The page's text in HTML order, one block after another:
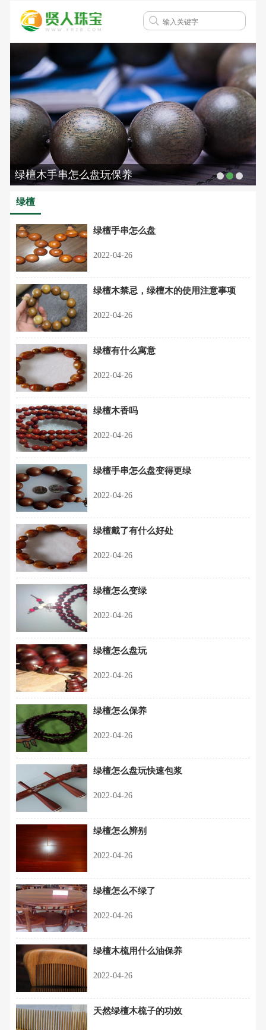
绿檀木手串怎么盘玩保养
绿檀
绿檀手串怎么盘
2022-04-26
绿檀木禁忌，绿檀木的使用注意事项
2022-04-26
绿檀有什么寓意
2022-04-26
绿檀木香吗
2022-04-26
绿檀手串怎么盘变得更绿
2022-04-26
绿檀戴了有什么好处
2022-04-26
绿檀怎么变绿
2022-04-26
绿檀怎么盘玩
2022-04-26
绿檀怎么保养
2022-04-26
绿檀怎么盘玩快速包浆
2022-04-26
绿檀怎么辨别
2022-04-26
绿檀怎么不绿了
2022-04-26
绿檀木梳用什么油保养
2022-04-26
天然绿檀木梳子的功效